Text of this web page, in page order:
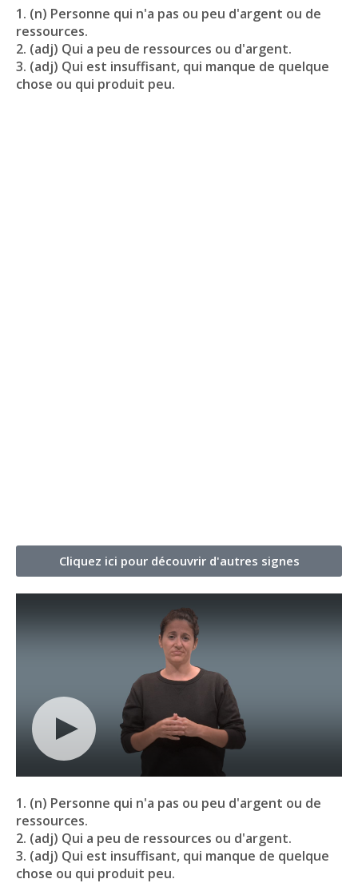
1. (n) Personne qui n'a pas ou peu d'argent ou de
ressources.
2. (adj) Qui a peu de ressources ou d'argent.
3. (adj) Qui est insuffisant, qui manque de quelque
chose ou qui produit peu.
Cliquez ici pour découvrir d'autres signes
1. (n) Personne qui n'a pas ou peu d'argent ou de
ressources.
2. (adj) Qui a peu de ressources ou d'argent.
3. (adj) Qui est insuffisant, qui manque de quelque
chose ou qui produit peu.